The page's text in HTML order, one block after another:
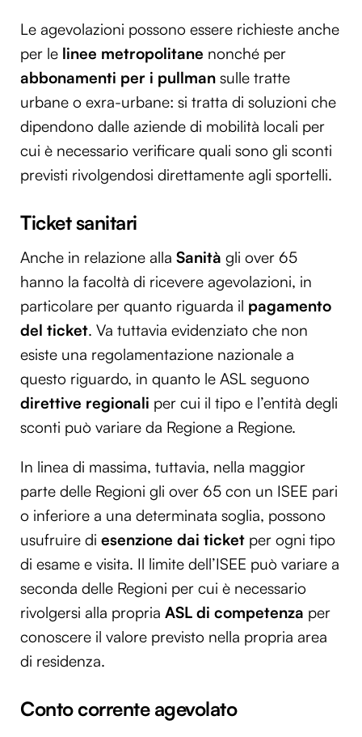
Le agevolazioni possono essere richieste anche
per le linee metropolitane nonché per
abbonamenti per i pullman sulle tratte
urbane o exra-urbane: si tratta di soluzioni che
dipendono dalle aziende di mobilità locali per
cui è necessario verificare quali sono gli sconti
previsti rivolgendosi direttamente agli sportelli.
Ticket sanitari
Anche in relazione alla Sanità gli over 65
hanno la facoltà di ricevere agevolazioni, in
particolare per quanto riguarda il pagamento
del ticket. Va tuttavia evidenziato che non
esiste una regolamentazione nazionale a
questo riguardo, in quanto le ASL seguono
direttive regionali per cui il tipo e l’entità degli
sconti può variare da Regione a Regione.
In linea di massima, tuttavia, nella maggior
parte delle Regioni gli over 65 con un ISEE pari
o inferiore a una determinata soglia, possono
usufruire di esenzione dai ticket per ogni tipo
di esame e visita. Il limite dell’ISEE può variare a
seconda delle Regioni per cui è necessario
rivolgersi alla propria ASL di competenza per
conoscere il valore previsto nella propria area
di residenza.
Conto corrente agevolato